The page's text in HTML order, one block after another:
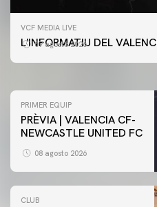
VCF MEDIA LIVE
L'INFORMATIU DEL
07 agosto 2026
PRIMER EQUIP
ENTRENAMENT DEL
PRIMER EQUIP
PRÈVIA | VALENCIA CF-
NEWCASTLE UNITED FC
08 agosto 2026
CLUB